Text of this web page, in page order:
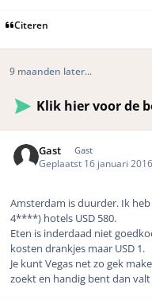
Citeren
9 maanden later...
Klik hier voor de
Gast Gast
Geplaatst 16 januari 2016
Amsterdam is duurder. Ik
4****) hotels USD 580.
Eten is inderdaad niet
kosten drankjes maar USD 1.
Je kunt Vegas net zo gek
zoekt en handig bent dan